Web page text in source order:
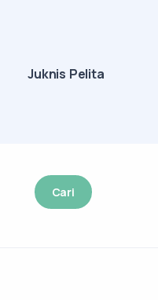
Juknis Pelita